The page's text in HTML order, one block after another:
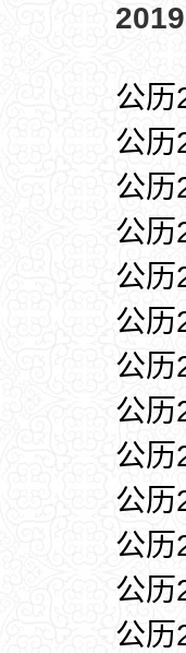
公历
公历
公历
公历
公历
公历
公历
公历
公历
公历
公历
公历
公历